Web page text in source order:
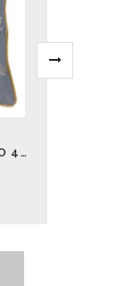
COJIN LEOPARDO CUADRADO 45 CM